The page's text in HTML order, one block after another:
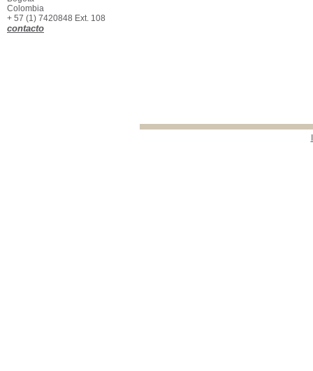
Colombia
+ 57 (1) 7420848 Ext. 108
contacto